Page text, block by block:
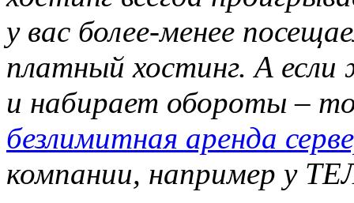
у вас более-менее
платный хостинг. А
и набирает обороты –
безлимитная аренда
компании, например у